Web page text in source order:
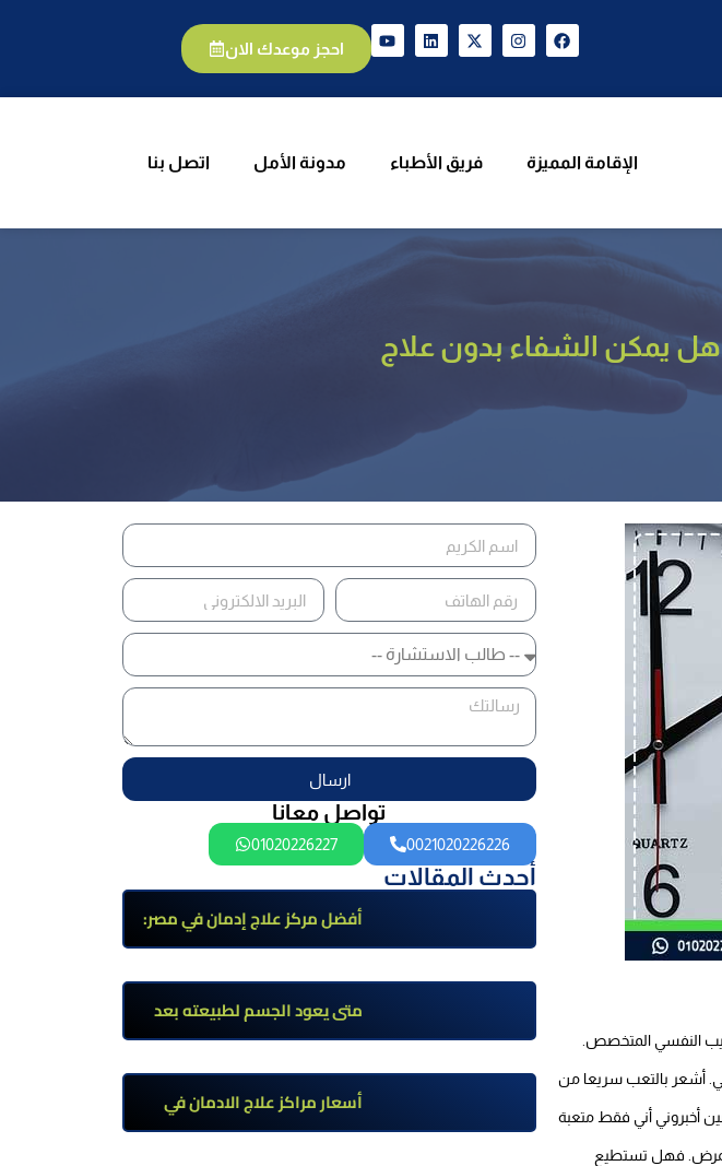
احجز موعدك الان
الإقامة المميزة فريق الأطباء مدونة الأمل اتصل بنا
الإقامة المميزة فريق الأطباء مدونة الأمل اتصل بنا
يمكن الشفاء بدون علاج
أشعر بالتعب سريعا من
أخبروني أني فقط متعبة
فهل تستطيع
ارسال
تواصل معانا
0021020226226
01020226227
أحدث المقالات
أفضل مركز علاج إدمان في مصر:
برامج علاج معتمدة وتعافي آمن
تحت إشراف طبي
متى يعود الجسم لطبيعته بعد
ترك مخدر الآيس؟ مراحل التعافي
والعوامل المؤثرة
أسعار مراكز علاج الادمان في
مصر: كم تبلغ التكلفة وما الذي